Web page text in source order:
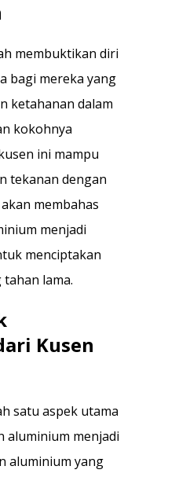
membuktikan diri
bagi mereka yang
ketahanan dalam
kokohnya
ini mampu
tekanan dengan
membahas
menjadi
menciptakan
lama.
Kusen
satu aspek utama
aluminium menjadi
aluminium yang